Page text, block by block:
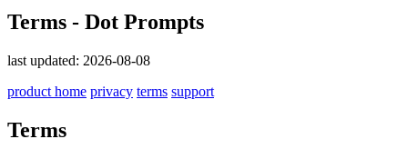
Terms - Dot Prompts
last updated: 2026-08-08
product home privacy terms support
Terms